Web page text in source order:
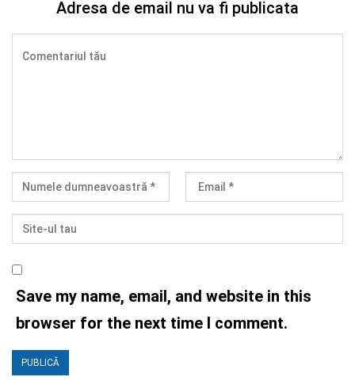
Adresa de email nu va fi publicata
Save my name, email, and website in this
browser for the next time I comment.